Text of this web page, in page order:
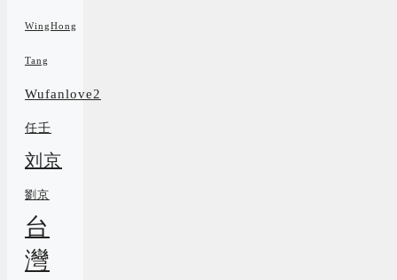
WingHong
Tang
Wufanlove2
任壬
刘京
劉京
台
灣